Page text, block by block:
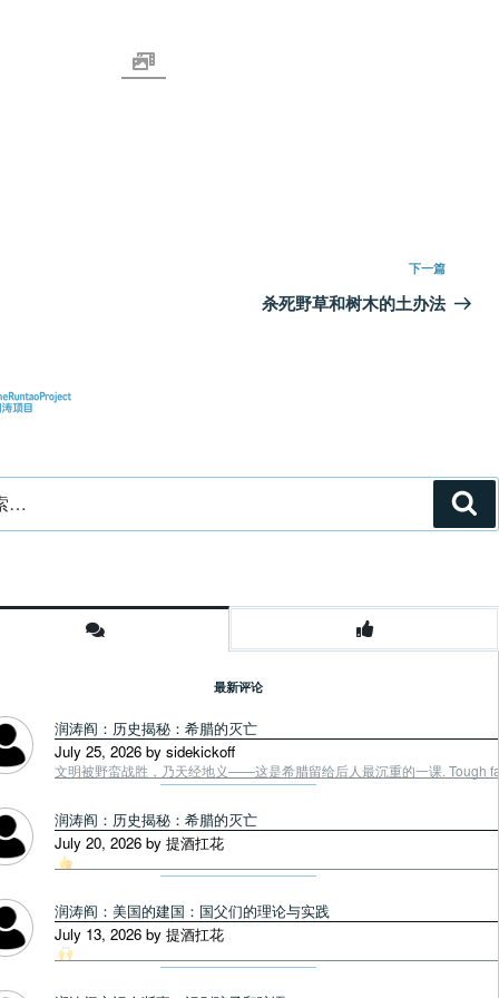
下
一
下一篇
杀死野草和树木的土办法
索
最新评论
润涛阎：历史揭秘：希腊的灭亡
July 25, 2026 by sidekickoff
文明被野蛮战胜，乃天经地义——这是希腊留给后人最沉重的一课. Tough
润涛阎：历史揭秘：希腊的灭亡
July 20, 2026 by 提酒扛花
润涛阎：美国的建国：国父们的理论与实践
July 13, 2026 by 提酒扛花